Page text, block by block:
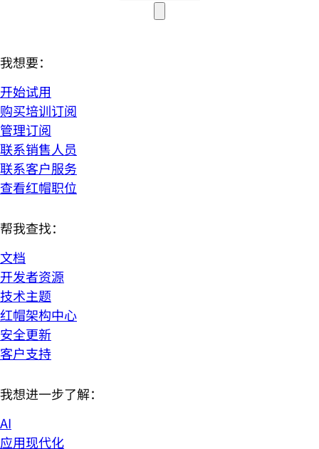
我想要：
开始试用
购买培训订阅
管理订阅
联系销售人员
联系客户服务
查看红帽职位
帮我查找：
文档
开发者资源
技术主题
红帽架构中心
安全更新
客户支持
我想进一步了解：
AI
应用现代化